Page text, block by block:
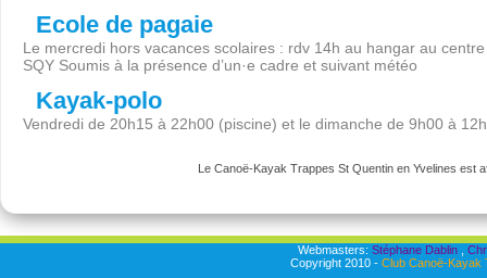
Ecole de pagaie
Le mercredi hors vacances scolaires : rdv 14h au hangar au
SQY Soumis à la présence d’un·e cadre et suivant météo
Kayak-polo
Vendredi de 20h15 à 22h00 (piscine) et le dimanche de 9h00 à
Le Canoë-Kayak Trappes St Quentin en Yvelines est
Webmasters: Stéphane Dablin,
Copyright 2010 - Club Canoë-Kayak